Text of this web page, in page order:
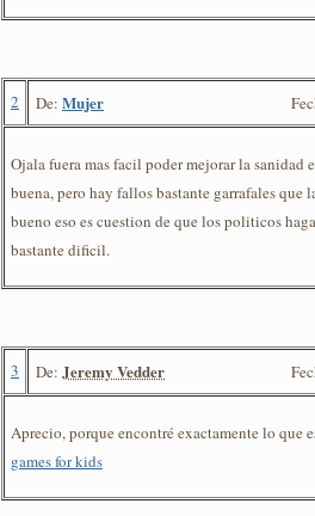
2 De: Mujer
Ojala fuera mas facil poder mejorar la sanidad
buena, pero hay fallos bastante garrafales que
bueno eso es cuestion de que los politicos
bastante dificil.
3 De: Jeremy Vedder
Aprecio, porque encontré exactamente lo que
games for kids